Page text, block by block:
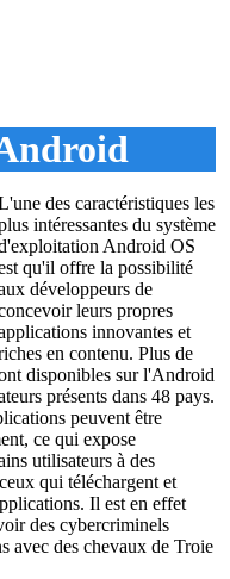
des caractéristiques les
intéressantes du système
Android OS
qu'il offre la possibilité
développeurs de
leurs propres
innovantes et
en contenu. Plus de
disponibles sur l'Android
présents dans 48 pays.
peuvent être
ce qui expose
utilisateurs à des
qui téléchargent et
Il est en effet
des cybercriminels
avec des chevaux de Troie